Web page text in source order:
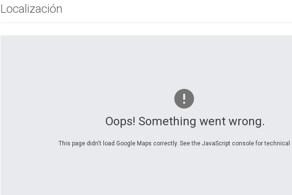
Localización
Oops! Something went wrong.
This page didn't load Google Maps correctly. See the JavaScript console for technical